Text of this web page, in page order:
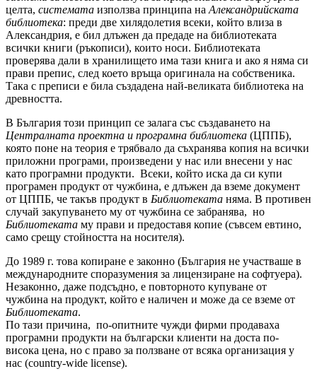
целта, системата използва принципа на Александрийската
библиотека: преди две хилядолетия всеки, който влиза в
Александрия, е бил длъжен да предаде на библиотеката
всички книги (ръкописи), които носи. Библиотеката
проверява дали в хранилището има тази книга и ако я няма си
прави препис, след което връща оригинала на собственика.
Така с преписи е била създадена най-великата библиотека на
древността.
В България този принцип се залага със създаването на
Централната проектна и програмна библиотека (ЦППБ),
която поне на теория е трябвало да съхранява копия на всички
приложни програми, произведени у нас или внесени у нас
като програмни продукти. Всеки, който иска да си купи
програмен продукт от чужбина, е длъжен да вземе документ
от ЦППБ, че такъв продукт в Библиотеката няма. В противен
случай закупуването му от чужбина се забранява, но
Библиотеката му прави и предоставя копие (съвсем евтино,
само срещу стойността на носителя).
До 1989 г. това копиране е законно (България не участваше в
международните споразумения за лицензиране на софтуера).
Незаконно, даже подсъдно, е повторното купуване от
чужбина на продукт, който е наличен и може да се вземе от
Библиотеката.
По тази причина, по-опитните чужди фирми продаваха
програмни продукти на български клиенти на доста по-
висока цена, но с право за ползване от всяка организация у
нас (country-wide license).